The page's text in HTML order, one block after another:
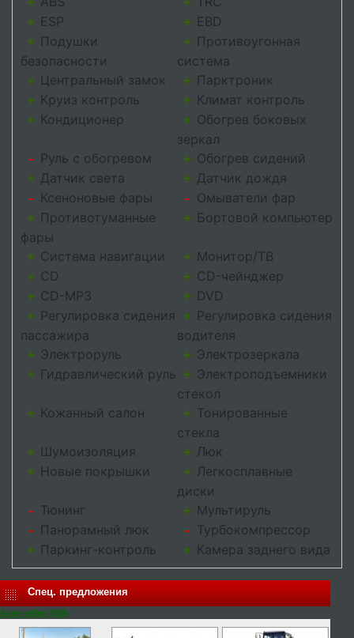
+ ESP + EBD
+ Подушки
безопасности
+ Противоугонная
система
+ Центральный замок + Парктроник
+ Круиз контроль + Климат контроль
+ Кондиционер + Обогрев боковых
зеркал
- Руль с обогревом + Обогрев сидений
+ Датчик света + Датчик дождя
- Ксеноновые фары - Омыватели фар
+ Противотуманные
фары
+ Бортовой компьютер
+ Система навигации + Монитор/ТВ
+ CD + CD-чейнджер
+ CD-MP3 + DVD
+ Регулировка сидения
пассажира
+ Регулировка сидения
водителя
+ Электроруль + Электрозеркала
+ Гидравлический руль + Электроподъемники
стекол
+ Кожанный салон +
Тонированные
стекла
+ Шумоизоляция + Люк
+ Новые покрышки + Легкосплавные
диски
- Тюнинг + Мультируль
- Панорамный люк - Турбокомпрессор
+ Паркинг-контроль + Камера заднего вида
Спец. предложения
Auto seller (568)